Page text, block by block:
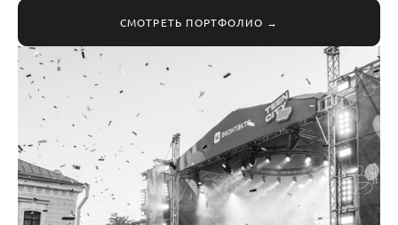
СМОТРЕТЬ ПОРТФОЛИО →